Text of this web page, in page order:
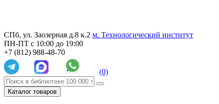
СПб, ул. Заозерная д.8 к.2 м. Технологический институт
ПН-ПТ с 10:00 до 19:00
+7 (812) 988-48-70
(0)
Каталог товаров